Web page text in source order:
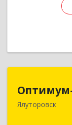
Ялуторовск